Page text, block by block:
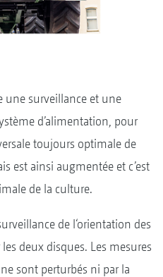
une surveillance et une
d’alimentation, pour
toujours optimale de
est ainsi augmentée et c’est
de la culture.
de l‘orientation des
deux disques. Les mesures
sont perturbés ni par la